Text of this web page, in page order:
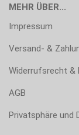
MEHR ÜBER...
Impressum
Versand- &
Widerrufsrecht
AGB
Privatsphäre und